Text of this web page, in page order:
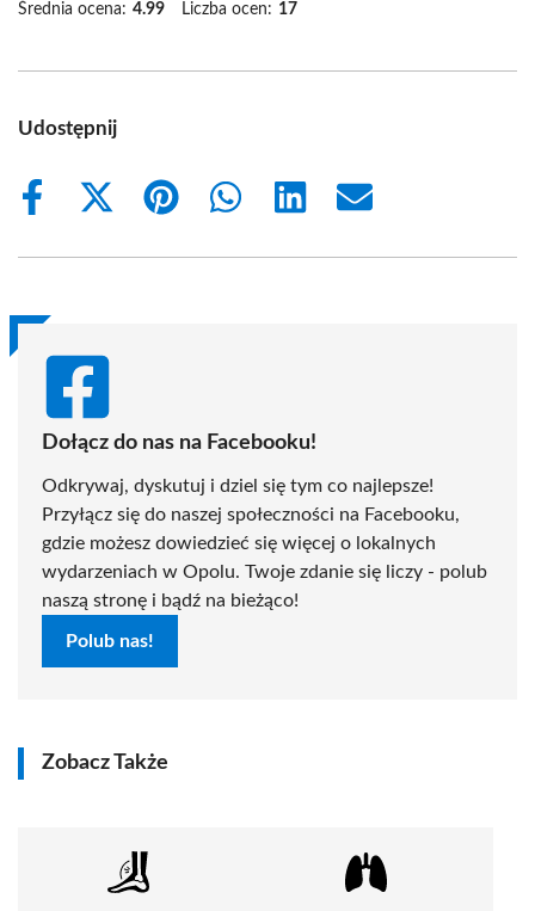
Średnia ocena: 4.99 Liczba ocen: 17
Udostępnij
Share
Share
(Twitter)
Share
Share
Share
Share
Dołącz do nas na Facebooku!
Odkrywaj, dyskutuj i dziel się tym co najlepsze!
Przyłącz się do naszej społeczności na Facebooku,
gdzie możesz dowiedzieć się więcej o lokalnych
wydarzeniach w Opolu. Twoje zdanie się liczy - polub
naszą stronę i bądź na bieżąco!
Polub nas!
Zobacz Także